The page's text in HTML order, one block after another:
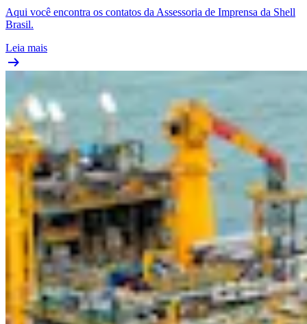
Aqui você encontra os contatos da Assessoria de Imprensa da Shell
Brasil.
Leia mais